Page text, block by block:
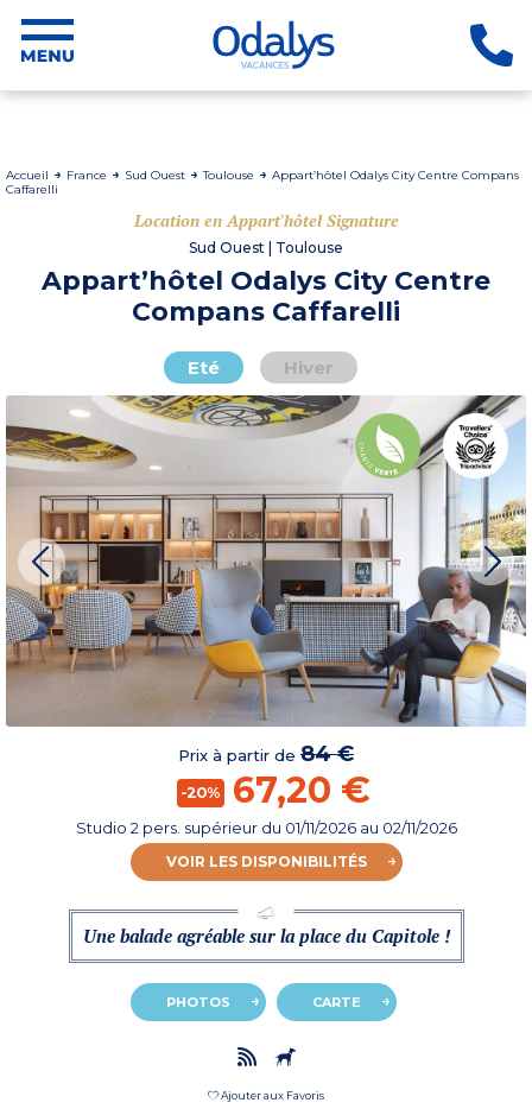
Accueil France Sud Ouest Toulouse
Appart’hôtel Odalys City Centre Compans
Caffarelli
Location en Appart'hôtel Signature
Sud Ouest | Toulouse
Appart’hôtel Odalys City Centre
Compans Caffarelli
Eté Hiver
Prix à partir de 84 €
-20% 67,20 €
Studio 2 pers. supérieur du 01/11/2026au 02/11/2026
VOIR LES DISPONIBILITÉS
Une balade agréable sur la place du Capitole !
PHOTOS CARTE
Ajouter aux Favoris